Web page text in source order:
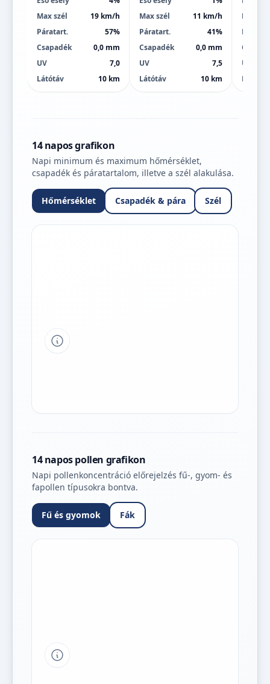
Max szél
19 km/h
Páratart.
57%
Csapadék
0,0 mm
UV
7,0
Látótáv
10 km
Max szél
11 km/h
Páratart.
41%
Csapadék
0,0 mm
UV
7,5
Látótáv
10 km
Max
UV
Látótáv
14 napos grafikon
Napi minimum és maximum hőmérséklet,
csapadék és páratartalom, illetve a szél alakulása.
Hőmérséklet Csapadék & pára Szél
Tipp a grafikon jelmagyarázatához
14 napos pollen grafikon
Napi pollenkoncentráció előrejelzés fű-, gyom- és
fapollen típusokra bontva.
Fű és gyomok Fák
Tipp a grafikon jelmagyarázatához